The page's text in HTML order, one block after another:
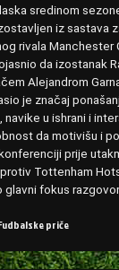
sredinom
iz sastava
rivala Manchester
da izostanak
Alejandrom
je značaj
navike u ishrani i
da motivišu i
prije
Tottenham
glavni fokus
priče